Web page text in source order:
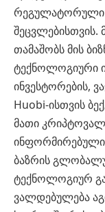
რეგულატორული
თამაშობს მის
ტექნოლოგიური
ინვესტორების,
Huobi-ისთვის
მათი
ინფორმირებული
ბაზრის
ტექნოლოგიურ
ვალდებულება